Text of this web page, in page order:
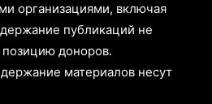
организациями, включая
публикаций не
позицию доноров.
материалов несут